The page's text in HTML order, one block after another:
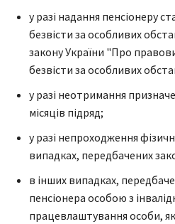
у разі надання пенсіонеру
безвісти за особливих
закону України "Про
безвісти за особливих
у разі неотримання
місяців підряд;
у разі непроходження
випадках, передбачених
в інших випадках,
пенсіонера особою з
працевлаштування особи,